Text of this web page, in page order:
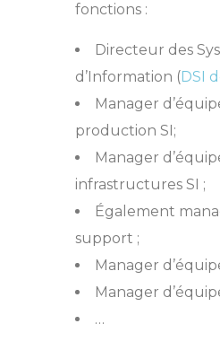
fonctions :
Directeur des
d’Information (DSI
Manager
production SI;
Manager
infrastructures SI ;
Également
support ;
Manager
Manager
…